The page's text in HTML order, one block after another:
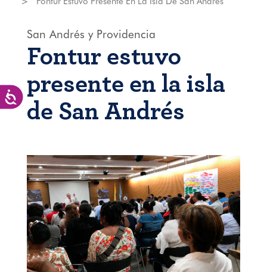
Accesibilidad
San Andrés y Providencia
Fontur estuvo
presente en la isla
de San Andrés